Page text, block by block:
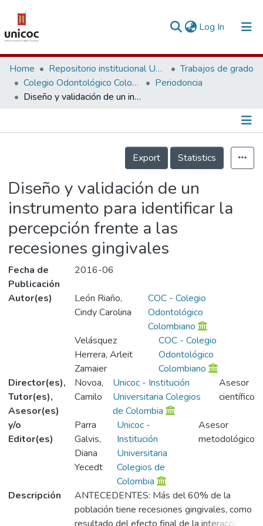
Log In (current)
Communities & Collections
Research Outputs
People
Home Repositorio institucional Unicoc, RI-unicoc
Trabajos de grado
Colegio Odontológico Colombiano
Periodoncia
Diseño y validación de un instrumento para identificar la percepción frente a las recesiones gingivales
Información de la Publicación
Export
Statistics
Diseño y validación de un
instrumento para identificar la
percepción frente a las
recesiones gingivales
Fecha de
Publicación
2016-06
Autor(es)
León Riaño,
Cindy Carolina
COC - Colegio
Odontológico
Colombiano
Velásquez
Herrera, Arleit
Zamaier
COC - Colegio
Odontológico
Colombiano
Director(es),
Tutor(es),
Asesor(es)
y/o
Editor(es)
Novoa,
Camilo
Unicoc - Institución
Universitaria Colegios
de Colombia
Asesor
científico
Parra
Galvis,
Diana
Yecedt
Unicoc -
Institución
Universitaria
Colegios de
Colombia
Asesor
metodológico
Descripción
ANTECEDENTES: Más del 60% de la
población tiene recesiones gingivales, como